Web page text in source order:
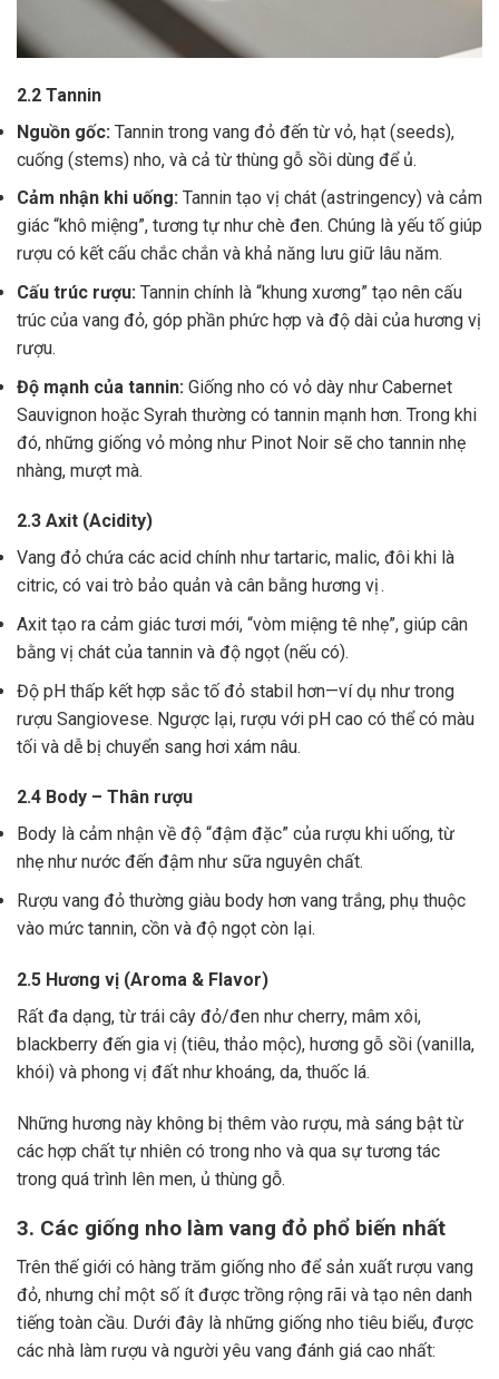
2.2 Tannin
Nguồn gốc: Tannin trong vang đỏ đến từ vỏ, hạt (seeds),
cuống (stems) nho, và cả từ thùng gỗ sồi dùng để ủ.
Cảm nhận khi uống: Tannin tạo vị chát (astringency) và cảm
giác “khô miệng”, tương tự như chè đen. Chúng là yếu tố giúp
rượu có kết cấu chắc chắn và khả năng lưu giữ lâu năm.
Cấu trúc rượu: Tannin chính là “khung xương” tạo nên cấu
trúc của vang đỏ, góp phần phức hợp và độ dài của hương vị
rượu.
Độ mạnh của tannin: Giống nho có vỏ dày như Cabernet
Sauvignon hoặc Syrah thường có tannin mạnh hơn. Trong khi
đó, những giống vỏ mỏng như Pinot Noir sẽ cho tannin nhẹ
nhàng, mượt mà.
2.3 Axit (Acidity)
Vang đỏ chứa các acid chính như tartaric, malic, đôi khi là
citric, có vai trò bảo quản và cân bằng hương vị .
Axit tạo ra cảm giác tươi mới, “vòm miệng tê nhẹ”, giúp cân
bằng vị chát của tannin và độ ngọt (nếu có).
Độ pH thấp kết hợp sắc tố đỏ stabil hơn—ví dụ như trong
rượu Sangiovese. Ngược lại, rượu với pH cao có thể có màu
tối và dễ bị chuyển sang hơi xám nâu.
2.4 Body – Thân rượu
Body là cảm nhận về độ “đậm đặc” của rượu khi uống, từ
nhẹ như nước đến đậm như sữa nguyên chất.
Rượu vang đỏ thường giàu body hơn vang trắng, phụ thuộc
vào mức tannin, cồn và độ ngọt còn lại.
2.5 Hương vị (Aroma & Flavor)
Rất đa dạng, từ trái cây đỏ/đen như cherry, mâm xôi,
blackberry đến gia vị (tiêu, thảo mộc), hương gỗ sồi (vanilla,
khói) và phong vị đất như khoáng, da, thuốc lá.
Những hương này không bị thêm vào rượu, mà sáng bật từ
các hợp chất tự nhiên có trong nho và qua sự tương tác
trong quá trình lên men, ủ thùng gỗ.
3. Các giống nho làm vang đỏ phổ biến nhất
Trên thế giới có hàng trăm giống nho để sản xuất rượu vang
đỏ, nhưng chỉ một số ít được trồng rộng rãi và tạo nên danh
tiếng toàn cầu. Dưới đây là những giống nho tiêu biểu, được
các nhà làm rượu và người yêu vang đánh giá cao nhất: